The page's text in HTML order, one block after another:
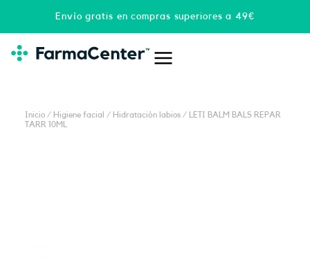
Envío gratis en compras superiores a 49€
Inicio / Higiene facial / Hidratación labios / LETI BALM BALS REPAR
TARR 10ML